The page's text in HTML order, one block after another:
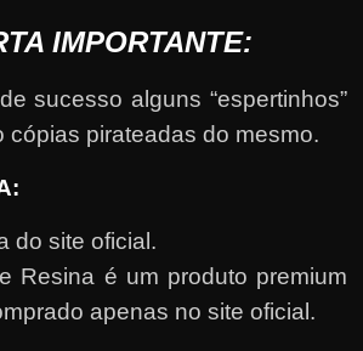
IMPORTANTE:
sucesso alguns “espertinhos”
cópias pirateadas do mesmo.
do site oficial.
Resina é um produto premium
apenas no site oficial.